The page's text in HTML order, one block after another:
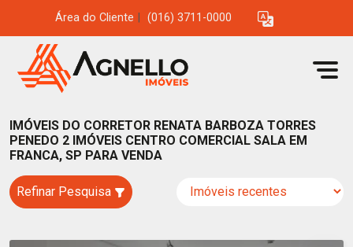
Área do Cliente (016) 3711-0000
IMÓVEIS DO CORRETOR RENATA BARBOZA TORRES
PENEDO 2 IMÓVEIS CENTRO COMERCIAL SALA EM
FRANCA, SP PARA VENDA
Refinar Pesquisa